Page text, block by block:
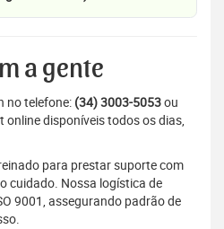
a gente
no telefone: (34) 3003-5053ou
online disponíveis todos os dias,
para prestar suporte com
cuidado. Nossa logística de
9001, assegurando padrão de